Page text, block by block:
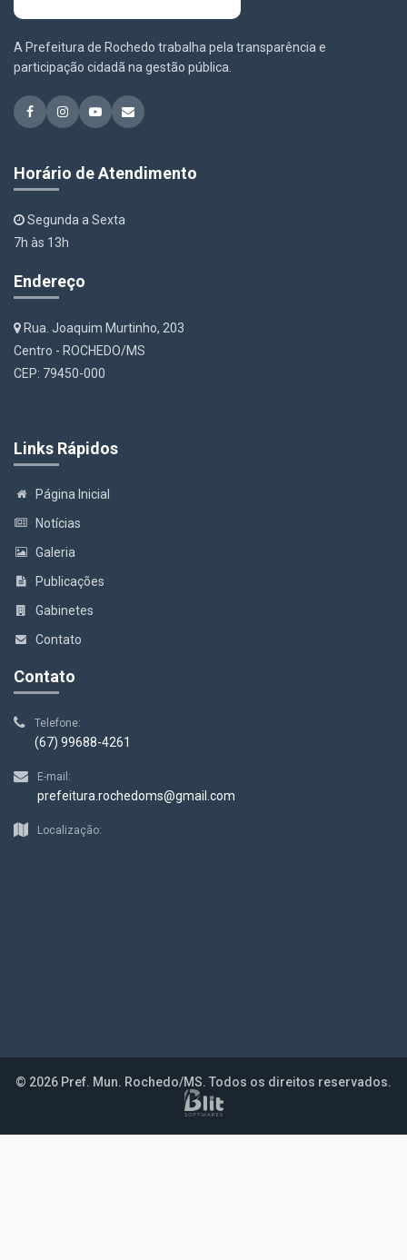
A Prefeitura de Rochedo trabalha pela transparência e
participação cidadã na gestão pública.
Horário de Atendimento
Segunda a Sexta
7h às 13h
Endereço
Rua. Joaquim Murtinho, 203
Centro - ROCHEDO/MS
CEP: 79450-000
Links Rápidos
Página Inicial
Notícias
Galeria
Publicações
Gabinetes
Contato
Contato
Telefone:
(67) 99688-4261
E-mail:
prefeitura.rochedoms@gmail.com
Localização:
© 2026 Pref. Mun. Rochedo/MS. Todos os direitos reservados.